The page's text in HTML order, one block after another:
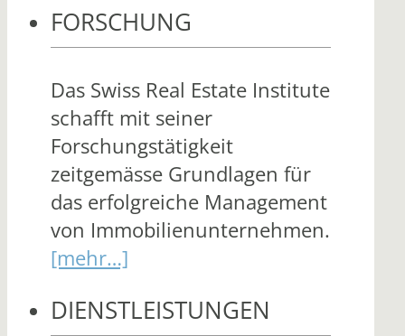
FORSCHUNG
Das Swiss Real Estate Institute
schafft mit seiner
Forschungstätigkeit
zeitgemässe Grundlagen für
das erfolgreiche Management
von Immobilienunternehmen.
[mehr…]
DIENSTLEISTUNGEN